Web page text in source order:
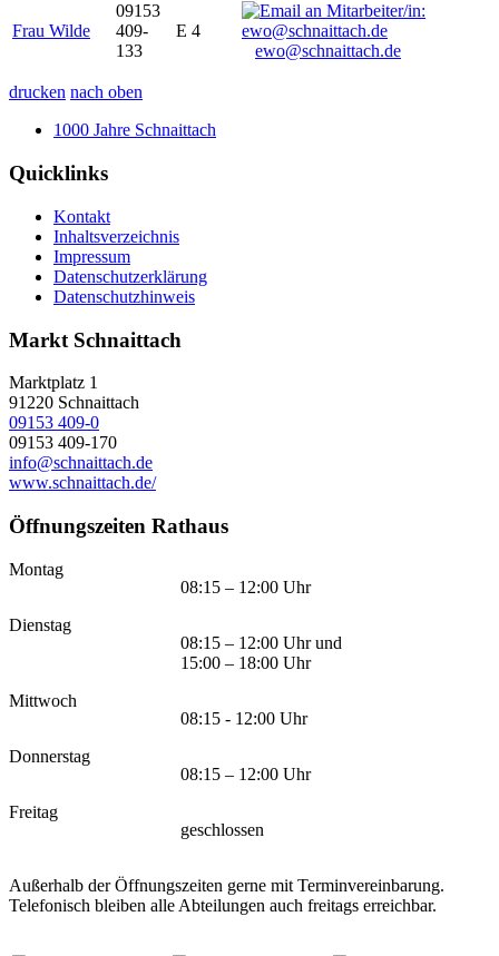
Frau Wilde
09153
409-
133
E 4
ewo@schnaittach.de
drucken nach oben
1000 Jahre Schnaittach
Quicklinks
Kontakt
Inhaltsverzeichnis
Impressum
Datenschutzerklärung
Datenschutzhinweis
Markt Schnaittach
Marktplatz 1
91220 Schnaittach
09153 409-0
09153 409-170
info@schnaittach.de
www.schnaittach.de/
Öffnungszeiten Rathaus
Montag
08:15 – 12:00 Uhr
Dienstag
08:15 – 12:00 Uhr und
15:00 – 18:00 Uhr
Mittwoch
08:15 - 12:00 Uhr
Donnerstag
08:15 – 12:00 Uhr
Freitag
geschlossen
Außerhalb der Öffnungszeiten gerne mit Terminvereinbarung.
Telefonisch bleiben alle Abteilungen auch freitags erreichbar.